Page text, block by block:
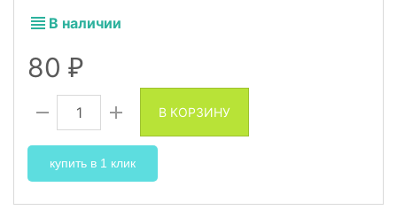
В наличии
80 ₽
В КОРЗИНУ
купить в 1 клик